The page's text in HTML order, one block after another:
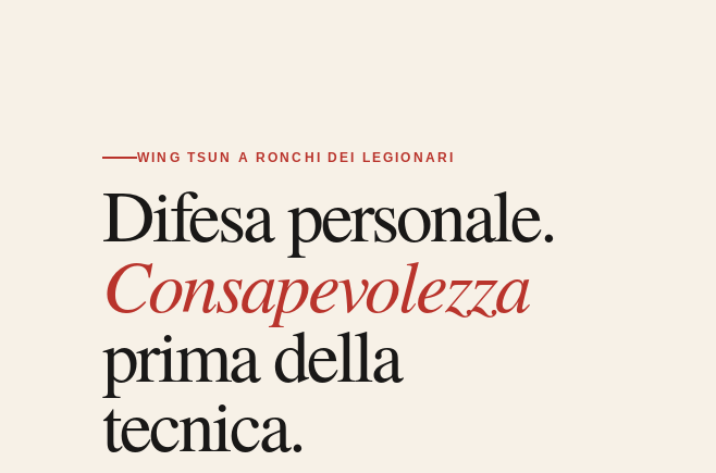
WING TSUN A RONCHI DEI LEGIONARI
Difesa personale.
Consapevolezza
prima della
tecnica.